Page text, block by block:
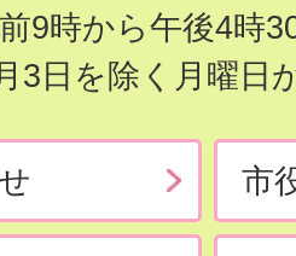
9時から午後4時
3日を除く月曜日
市